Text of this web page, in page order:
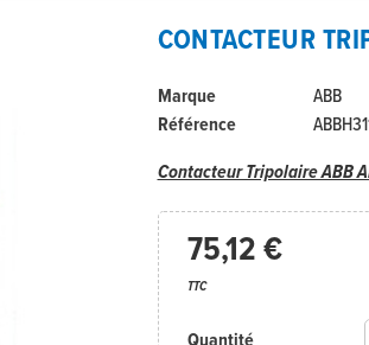
CONTACTEUR
Marque
ABB
Référence
Contacteur Tripolaire ABB
75,12 €
TTC